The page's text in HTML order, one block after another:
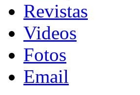
Revistas
Videos
Fotos
Email